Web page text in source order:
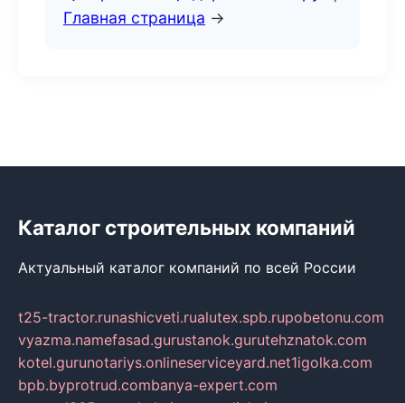
Главная страница →
Каталог строительных компаний
Актуальный каталог компаний по всей России
t25-tractor.runashicveti.rualutex.spb.rupobetonu.com
vyazma.namefasad.gurustanok.gurutehznatok.com
kotel.gurunotariys.onlineserviceyard.net1igolka.com
bpb.byprotrud.combanya-expert.com